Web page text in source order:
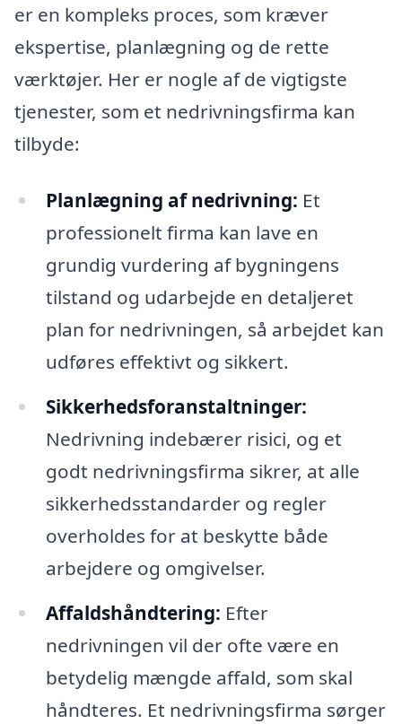
er en kompleks proces, som kræver
ekspertise, planlægning og de rette
værktøjer. Her er nogle af de vigtigste
tjenester, som et nedrivningsfirma kan
tilbyde:
Planlægning af nedrivning: Et
professionelt firma kan lave en
grundig vurdering af bygningens
tilstand og udarbejde en detaljeret
plan for nedrivningen, så arbejdet kan
udføres effektivt og sikkert.
Sikkerhedsforanstaltninger:
Nedrivning indebærer risici, og et
godt nedrivningsfirma sikrer, at alle
sikkerhedsstandarder og regler
overholdes for at beskytte både
arbejdere og omgivelser.
Affaldshåndtering: Efter
nedrivningen vil der ofte være en
betydelig mængde affald, som skal
håndteres. Et nedrivningsfirma sørger